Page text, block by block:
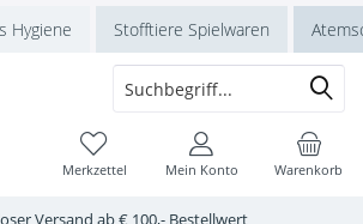
Hygiene Stofftiere Spielwaren
Versand ab € 100,- Bestellwert
Warenkorb
Merkzettel Mein Konto